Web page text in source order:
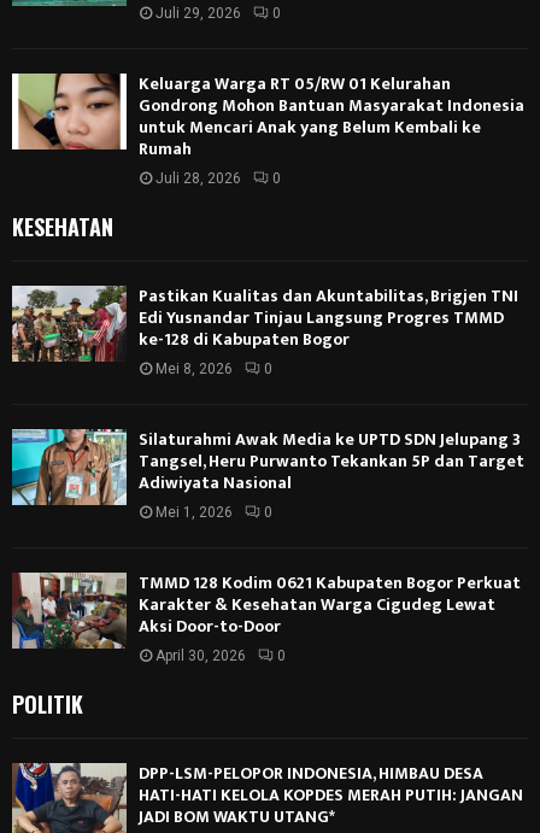
Juli 29, 2026 0
Keluarga Warga RT 05/RW 01 Kelurahan
Gondrong Mohon Bantuan Masyarakat Indonesia
untuk Mencari Anak yang Belum Kembali ke
Rumah
Juli 28, 2026 0
KESEHATAN
Pastikan Kualitas dan Akuntabilitas, Brigjen TNI
Edi Yusnandar Tinjau Langsung Progres TMMD
ke-128 di Kabupaten Bogor
Mei 8, 2026 0
Silaturahmi Awak Media ke UPTD SDN Jelupang 3
Tangsel, Heru Purwanto Tekankan 5P dan Target
Adiwiyata Nasional
Mei 1, 2026 0
TMMD 128 Kodim 0621 Kabupaten Bogor Perkuat
Karakter & Kesehatan Warga Cigudeg Lewat
Aksi Door-to-Door
April 30, 2026 0
POLITIK
DPP-LSM-PELOPOR INDONESIA, HIMBAU DESA
HATI-HATI KELOLA KOPDES MERAH PUTIH: JANGAN
JADI BOM WAKTU UTANG*